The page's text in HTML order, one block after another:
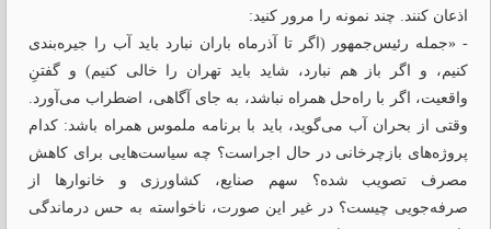
اذعان کنند. چند نمونه را مرور کنید:
- «جمله رئیس‌جمهور (اگر تا آذرماه باران نبارد باید آب را جیره‌بندی
کنیم، و اگر باز هم نبارد، شاید باید تهران را خالی کنیم) و گفتنِ
واقعیت، اگر با راه‌حل همراه نباشد، به جای آگاهی، اضطراب می‌آورد.
وقتی از بحران آب می‌گوید، باید با برنامه ملموس همراه باشد: کدام
پروژه‌های بازچرخانی در حال اجراست؟ چه سیاست‌هایی برای کاهش
مصرف تصویب شده؟ سهم صنایع، کشاورزی و خانوارها از
صرفه‌جویی چیست؟ در غیر این صورت، ناخواسته به حس درماندگی